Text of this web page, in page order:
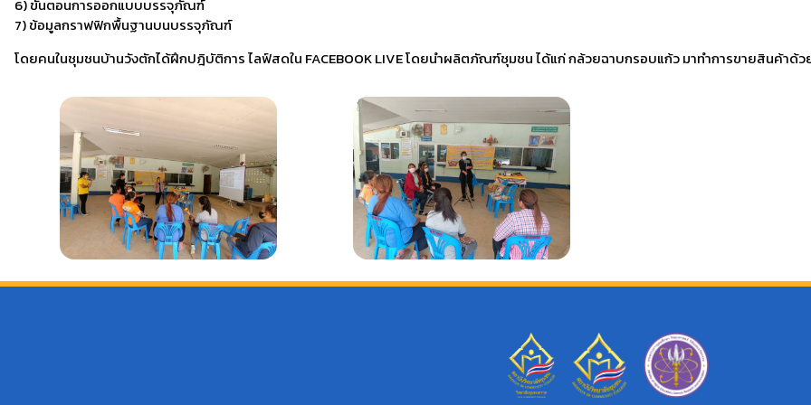
6) ขั้นตอนการออกแบบบรรจุภัณฑ์
7) ข้อมูลกราฟฟิกพื้นฐานบนบรรจุภัณฑ์
โดยคนในชุมชนบ้านวังตักได้ฝึกปฎิบัติการ ไลฟ์สดใน FACEBOOK LIVE โดยนำผลิตภัณฑ์ชุมชน ได้แก่ กล้วยฉาบกรอบแก้ว มาทำการขายสินค้าด้ว